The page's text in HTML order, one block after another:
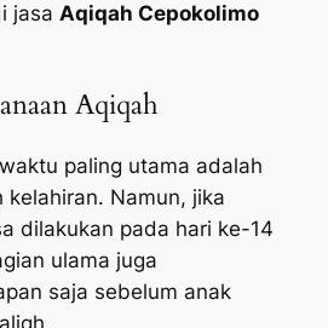
jasa Aqiqah Cepokolimo
Aqiqah
paling utama adalah
Namun, jika
dilakukan pada hari ke-14
ulama juga
saja sebelum anak